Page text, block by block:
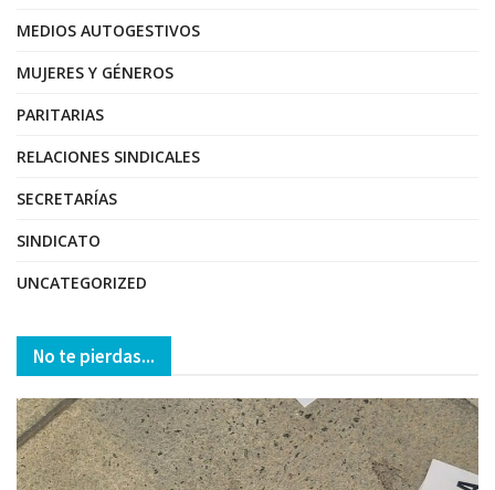
MEDIOS AUTOGESTIVOS
MUJERES Y GÉNEROS
PARITARIAS
RELACIONES SINDICALES
SECRETARÍAS
SINDICATO
UNCATEGORIZED
No te pierdas...